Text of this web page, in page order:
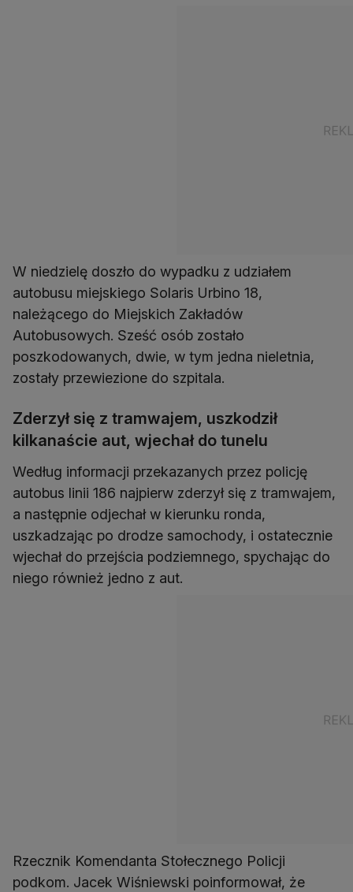
W niedzielę doszło do wypadku z udziałem
autobusu miejskiego Solaris Urbino 18,
należącego do Miejskich Zakładów
Autobusowych. Sześć osób zostało
poszkodowanych, dwie, w tym jedna nieletnia,
zostały przewiezione do szpitala.
Zderzył się z tramwajem, uszkodził
kilkanaście aut, wjechał do tunelu
Według informacji przekazanych przez policję
autobus linii 186 najpierw zderzył się z tramwajem,
a następnie odjechał w kierunku ronda,
uszkadzając po drodze samochody, i ostatecznie
wjechał do przejścia podziemnego, spychając do
niego również jedno z aut.
Rzecznik Komendanta Stołecznego Policji
podkom. Jacek Wiśniewski poinformował, że